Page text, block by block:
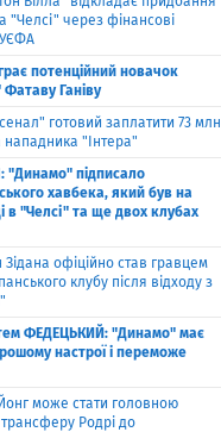
"Челсі" через фінансові
потенційний новачок
Ганіву
готовий заплатити 73 млн
нападника "Інтера"
"Динамо" підписало
хавбека, який був на
в "Челсі" та ще двох клубах
Зідана офіційно став гравцем
клубу після відходу з
ФЕДЕЦЬКИЙ: "Динамо" має
настрої і переможе
може стати головною
Родрі до